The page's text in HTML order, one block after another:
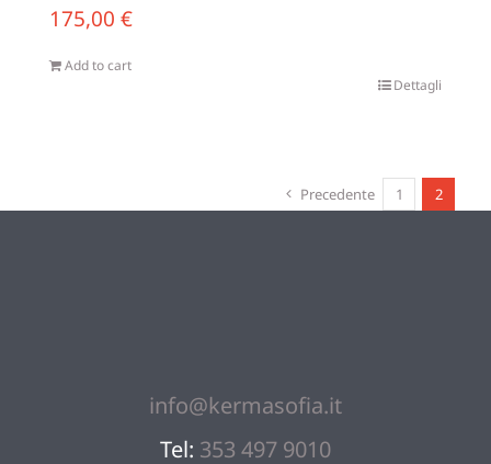
175,00 €
Add to cart
Dettagli
Precedente 1 2
info@kermasofia.it
Tel: 353 497 9010